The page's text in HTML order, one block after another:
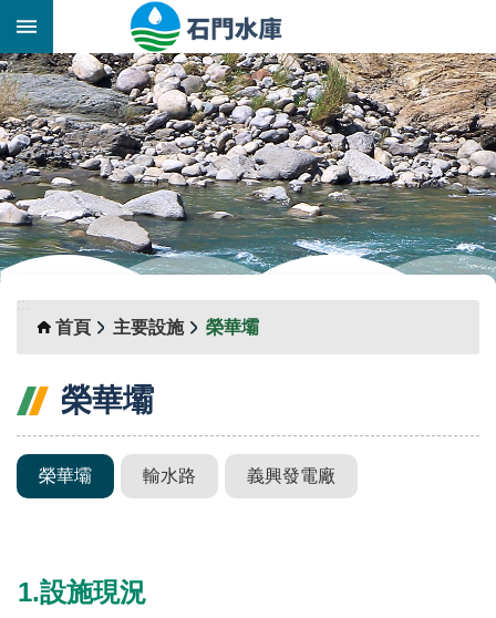
跳到主要內容區塊
::: _
:::
首頁
主要設施 榮華壩
榮華壩
榮華壩 輸水路 義興發電廠
1.設施現況